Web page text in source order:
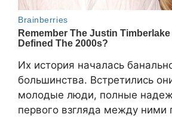
Их история началась
большинства. Встретились
молодые люди, полные
первого взгляда между ними